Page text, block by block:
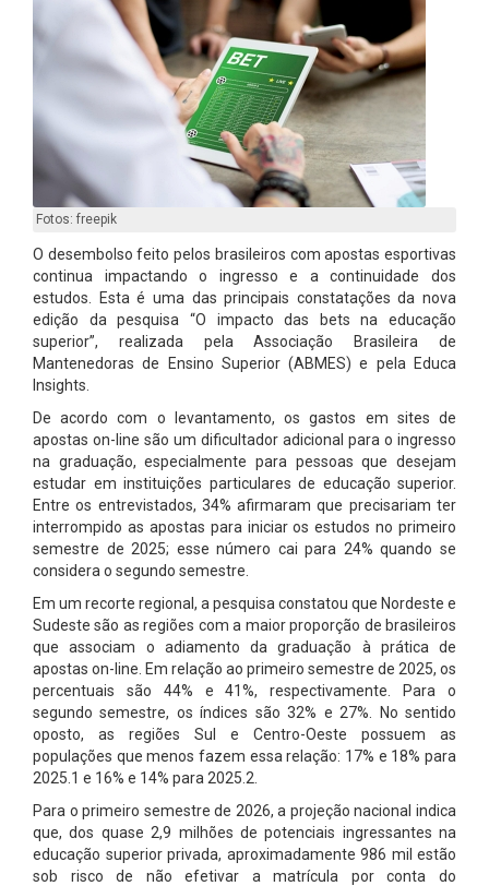
Fotos: freepik
O desembolso feito pelos brasileiros com apostas esportivas
continua impactando o ingresso e a continuidade dos
estudos. Esta é uma das principais constatações da nova
edição da pesquisa “O impacto das bets na educação
superior”, realizada pela Associação Brasileira de
Mantenedoras de Ensino Superior (ABMES) e pela Educa
Insights.
De acordo com o levantamento, os gastos em sites de
apostas on-line são um dificultador adicional para o ingresso
na graduação, especialmente para pessoas que desejam
estudar em instituições particulares de educação superior.
Entre os entrevistados, 34% afirmaram que precisariam ter
interrompido as apostas para iniciar os estudos no primeiro
semestre de 2025; esse número cai para 24% quando se
considera o segundo semestre.
Em um recorte regional, a pesquisa constatou que Nordeste e
Sudeste são as regiões com a maior proporção de brasileiros
que associam o adiamento da graduação à prática de
apostas on-line. Em relação ao primeiro semestre de 2025, os
percentuais são 44% e 41%, respectivamente. Para o
segundo semestre, os índices são 32% e 27%. No sentido
oposto, as regiões Sul e Centro-Oeste possuem as
populações que menos fazem essa relação: 17% e 18% para
2025.1 e 16% e 14% para 2025.2.
Para o primeiro semestre de 2026, a projeção nacional indica
que, dos quase 2,9 milhões de potenciais ingressantes na
educação superior privada, aproximadamente 986 mil estão
sob risco de não efetivar a matrícula por conta do